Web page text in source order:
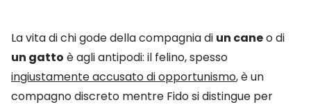
La vita di chi gode della compagnia di un caneo di
un gatto è agli antipodi: il felino, spesso
ingiustamente accusato di opportunismo, è un
compagno discreto mentre Fido si distingue per